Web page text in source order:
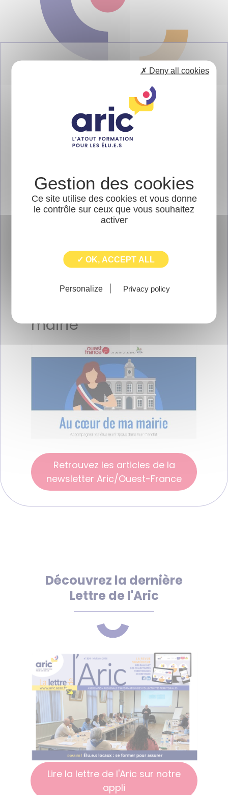
ÉVÉNEMENTS
FORMATIONS
INITIATIVES LOCALES
PUBLICATIONS
mairie"
Retrouvez les articles de la
newsletter Aric/Ouest-France
Découvrez la dernière
Lettre de l'Aric
Lire la lettre de l'Aric sur notre
appli
Ce site utilise des cookies et vous donne
le contrôle sur ceux que vous souhaitez
activer
✓ OK, ACCEPT ALL
✗ Deny all cookies
Personalize Privacy policy